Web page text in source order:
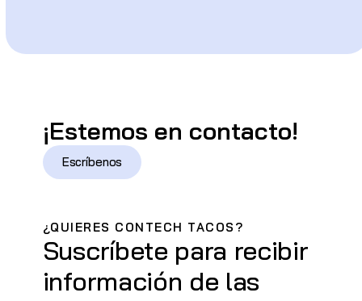
¡Estemos en contacto!
Escríbenos
¿QUIERES CONTECH TACOS?
Suscríbete para recibir
información de las